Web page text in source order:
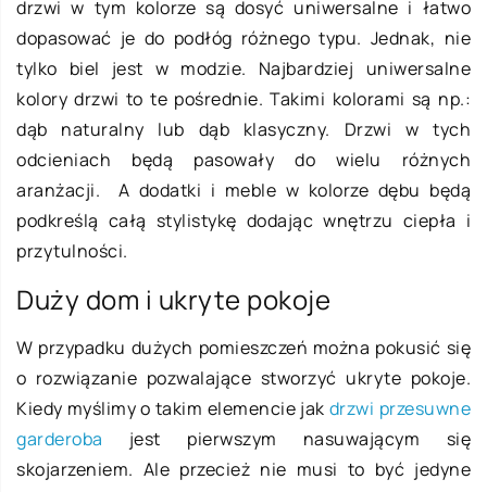
drzwi w tym kolorze są dosyć uniwersalne i łatwo
dopasować je do podłóg różnego typu. Jednak, nie
tylko biel jest w modzie. Najbardziej uniwersalne
kolory drzwi to te pośrednie. Takimi kolorami są np.:
dąb naturalny lub dąb klasyczny. Drzwi w tych
odcieniach będą pasowały do wielu różnych
aranżacji. A dodatki i meble w kolorze dębu będą
podkreślą całą stylistykę dodając wnętrzu ciepła i
przytulności.
Duży dom i ukryte pokoje
W przypadku dużych pomieszczeń można pokusić się
o rozwiązanie pozwalające stworzyć ukryte pokoje.
Kiedy myślimy o takim elemencie jak drzwi przesuwne
garderoba jest pierwszym nasuwającym się
skojarzeniem. Ale przecież nie musi to być jedyne